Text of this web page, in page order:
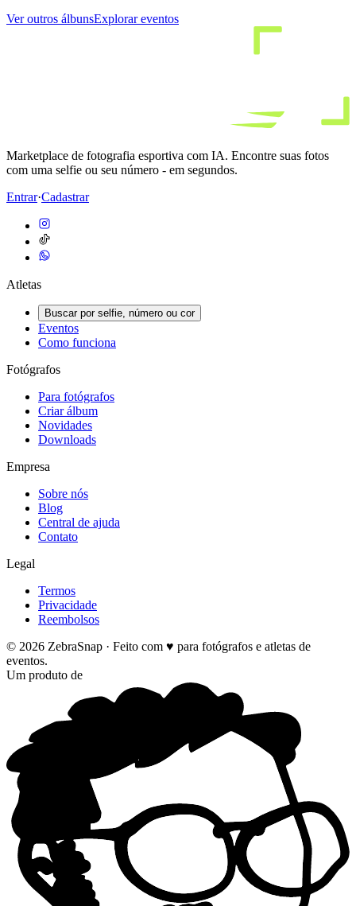
Ver outros álbunsExplorar eventos
Marketplace de fotografia esportiva com IA. Encontre suas fotos
com uma selfie ou seu número - em segundos.
Entrar·Cadastrar
Atletas
Buscar por selfie, número ou cor
Eventos
Como funciona
Fotógrafos
Para fotógrafos
Criar álbum
Novidades
Downloads
Empresa
Sobre nós
Blog
Central de ajuda
Contato
Legal
Termos
Privacidade
Reembolsos
© 2026 ZebraSnap · Feito com ♥ para fotógrafos e atletas de
eventos.
Um produto de